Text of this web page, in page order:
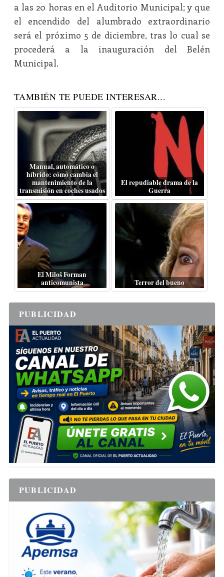
a las 20 horas en el Auditorio Municipal; y que
el encendido del alumbrado extraordinario
será el próximo 5 de diciembre, tras lo cual se
procederá a la inauguración del Belén
Municipal.
TAMBIÉN TE PUEDE INTERESAR...
Manual, automático o
híbrido: cómo cambia el
mantenimiento de la
transmisión en coches usados
El repudiable drama de la
Guerra
El Miloš Forman
anticomunista
Terror del bueno
PUBLICIDAD
PUBLICIDAD